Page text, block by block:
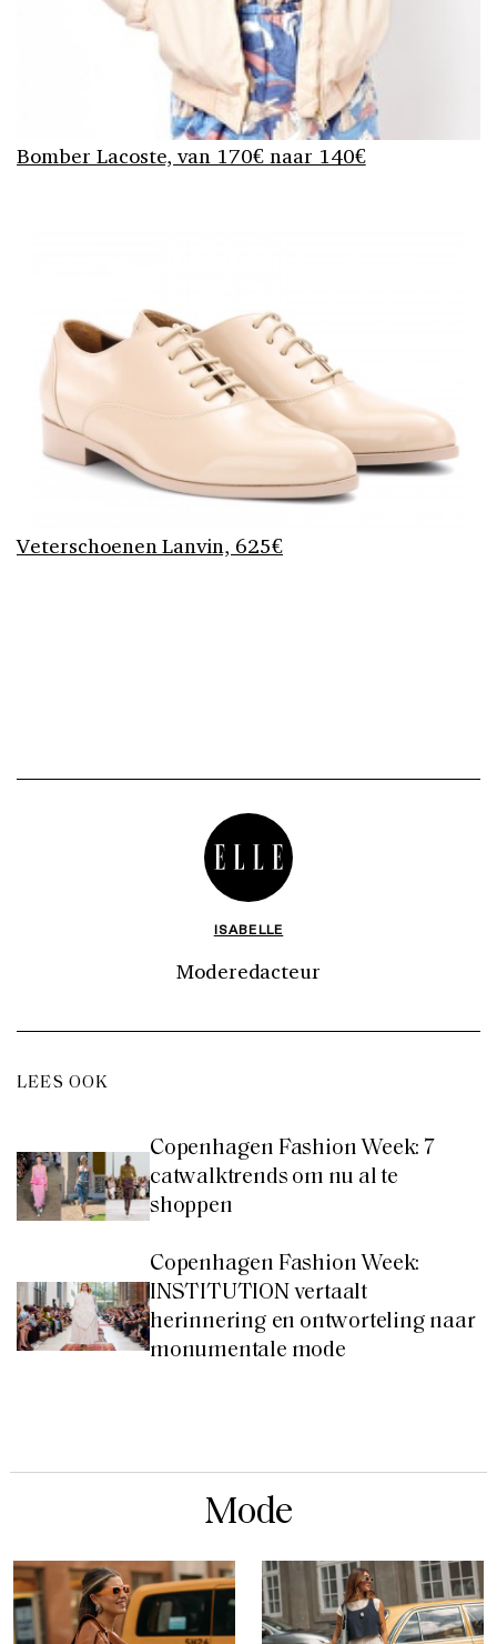
Bomber Lacoste, van 170€ naar 140€
Veterschoenen Lanvin, 625€
ISABELLE
Moderedacteur
LEES OOK
Copenhagen Fashion Week: 7
catwalktrends om nu al te
shoppen
Copenhagen Fashion Week:
INSTITUTION vertaalt
herinnering en ontworteling naar
monumentale mode
Mode